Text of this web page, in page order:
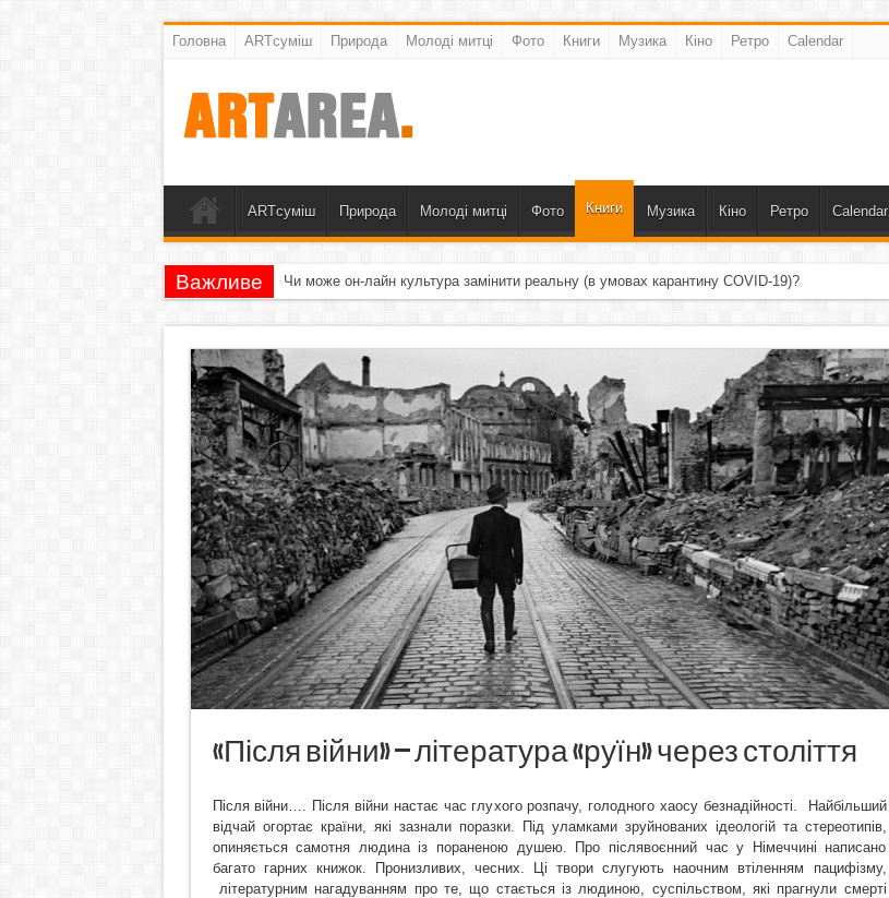
Головна ARTсуміш Природа Молоді митці Фото Книги Музика Кіно Ретро Calendar
ARTсуміш Природа Молоді митці Фото Книги Музика Кіно Ретро Calendar
Важливе Чи може он-лайн культура замінити реальну (в умовах карантину COVID-19)?
«Після війни» – література «руїн» через століття
Після війни…. Після війни настає час глухого розпачу, голодного хаосу безнадійності.
Найбільший
відчай огортає країни, які зазнали поразки. Під уламками зруйнованих ідеологій та стереотипів,
опиняється самотня людина із пораненою душею. Про післявоєнний час у Німеччині написано
багато гарних книжок. Пронизливих, чесних. Ці твори слугують наочним втіленням пацифізму,
літературним нагадуванням про те, що стається із людиною, суспільством, які прагнули смерті